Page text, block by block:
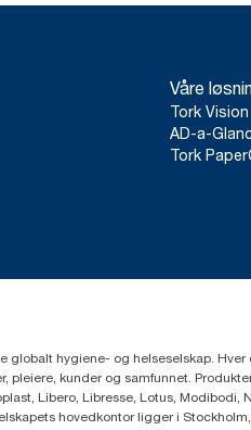
Våre
Tork
AD-a-
Tork
globalt hygiene- og helseselskap.
pleiere, kunder og samfunnet.
Libero, Libresse, Lotus,
hovedkontor ligger i